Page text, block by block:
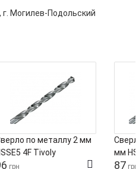
Могилев-Подольский
по металлу 2 мм
4F Tivoly
грн
мм
87 грн